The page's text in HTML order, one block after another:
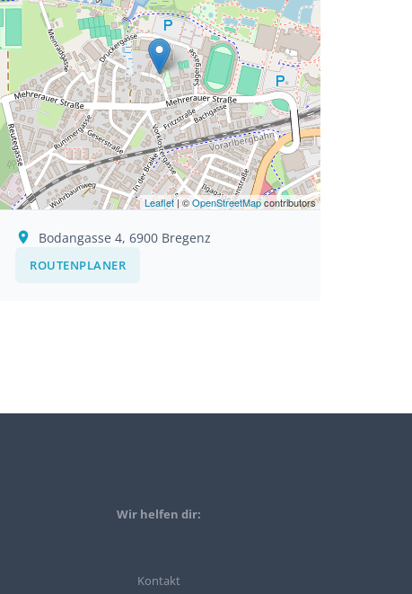
Leaflet| ©OpenStreetMapcontributors
Bodangasse 4, 6900 Bregenz
ROUTENPLANER
Wir helfen dir:
Kontakt